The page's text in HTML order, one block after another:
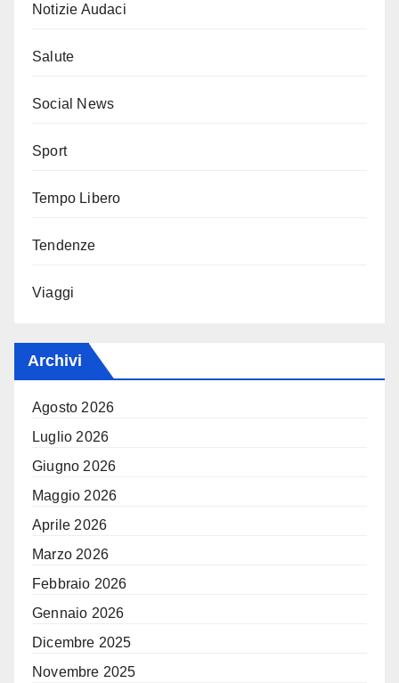
Notizie Audaci
Salute
Social News
Sport
Tempo Libero
Tendenze
Viaggi
Archivi
Agosto 2026
Luglio 2026
Giugno 2026
Maggio 2026
Aprile 2026
Marzo 2026
Febbraio 2026
Gennaio 2026
Dicembre 2025
Novembre 2025